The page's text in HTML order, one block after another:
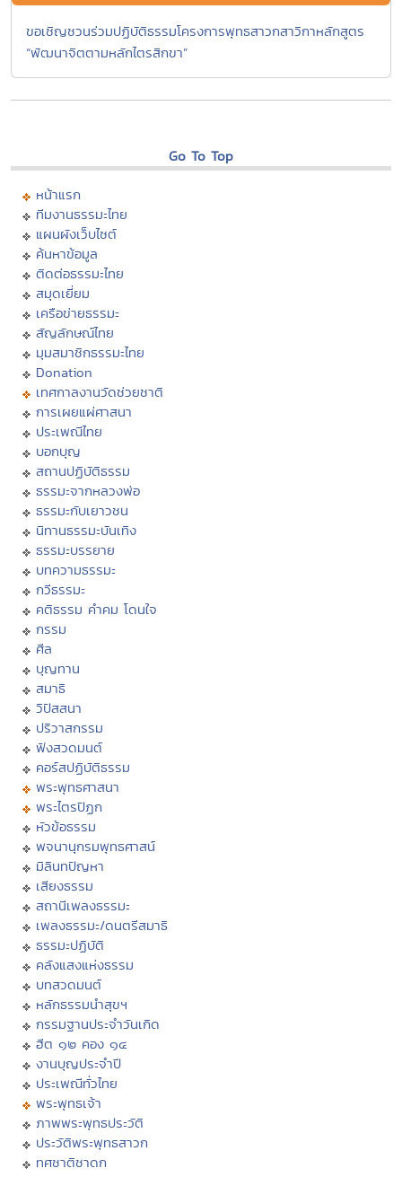
ขอเชิญชวนร่วมปฏิบัติธรรมโครงการพุทธสาวกสาวิกาหลักสูตร
“พัฒนาจิตตามหลักไตรสิกขา”
Go To Top
หน้าแรก
ทีมงานธรรมะไทย
แผนผังเว็บไซต์
ค้นหาข้อมูล
ติดต่อธรรมะไทย
สมุดเยี่ยม
เครือข่ายธรรมะ
สัญลักษณ์ไทย
มุมสมาชิกธรรมะไทย
Donation
เทศกาลงานวัดช่วยชาติ
การเผยแผ่ศาสนา
ประเพณีไทย
บอกบุญ
สถานปฏิบัติธรรม
ธรรมะจากหลวงพ่อ
ธรรมะกับเยาวชน
นิทานธรรมะบันเทิง
ธรรมะบรรยาย
บทความธรรมะ
กวีธรรมะ
คติธรรม คำคม โดนใจ
กรรม
ศีล
บุญทาน
สมาธิ
วิปัสสนา
ปริวาสกรรม
ฟังสวดมนต์
คอร์สปฏิบัติธรรม
พระพุทธศาสนา
พระไตรปิฏก
หัวข้อธรรม
พจนานุกรมพุทธศาสน์
มิลินทปัญหา
เสียงธรรม
สถานีเพลงธรรมะ
เพลงธรรมะ/ดนตรีสมาธิ
ธรรมะปฏิบัติ
คลังแสงแห่งธรรม
บทสวดมนต์
หลักธรรมนำสุขฯ
กรรมฐานประจำวันเกิด
ฮีต ๑๒ คอง ๑๔
งานบุญประจำปี
ประเพณีทั่วไทย
พระพุทธเจ้า
ภาพพระพุทธประวัติ
ประวัติพระพุทธสาวก
ทศชาติชาดก